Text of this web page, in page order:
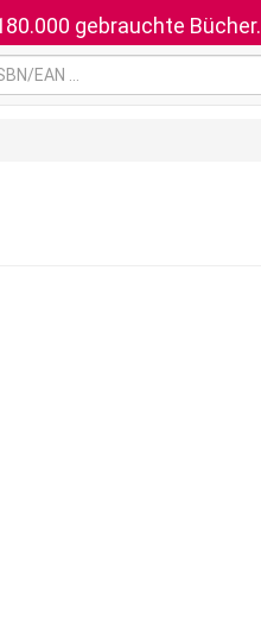
gebrauchte Bücher.